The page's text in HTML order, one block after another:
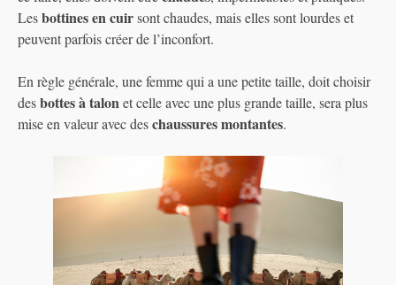
Lesbottines en cuirsont chaudes, mais elles sont lourdes et
peuvent parfois créer de l’inconfort.
En règle générale, une femme qui a une petite taille, doit choisir
desbottes à talonet celle avec une plus grande taille, sera plus
mise en valeur avec deschaussures montantes.